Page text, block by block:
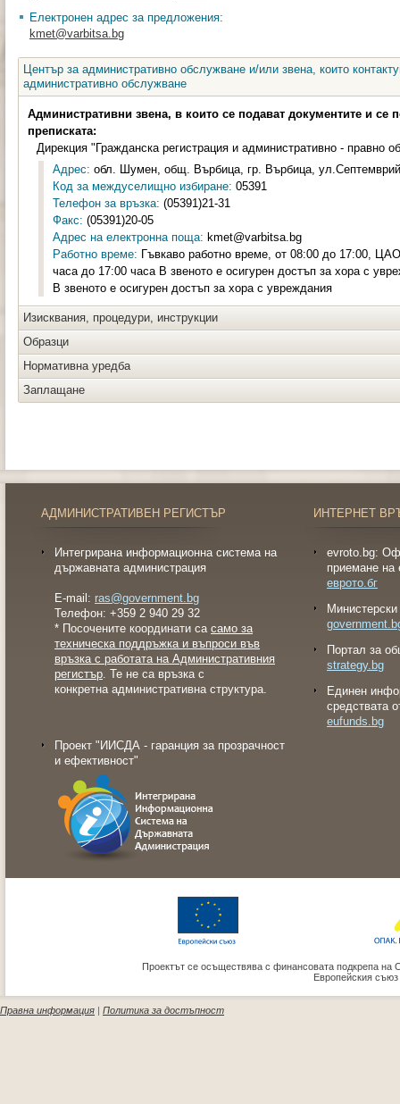
Електронен адрес за предложения:
kmet@varbitsa.bg
Център за административно обслужване и/или звена, които
административно обслужване
Административни звена, в които се подават документите и се
преписката:
Дирекция "Гражданска регистрация и административно - правно
Адрес: обл. Шумен, общ. Върбица, гр. Върбица,
Код за междуселищно избиране: 05391
Телефон за връзка: (05391)21-31
Факс: (05391)20-05
Адрес на електронна поща: kmet@varbitsa.bg
Работно време: Гъвкаво работно време, от 08:00 до 17:00,
часа до 17:00 часа В звеното е осигурен достъп за хора с
В звеното е осигурен достъп за хора с увреждания
Изисквания, процедури, инструкции
Образци
Нормативна уредба
Заплащане
АДМИНИСТРАТИВЕН РЕГИСТЪР
Интегрирана информационна система на
държавната администрация
E-mail: ras@government.bg
Телефон: +359 2 940 29 32
* Посочените координати са само за
техническа поддръжка и въпроси във
връзка с работата на Административния
регистър. Те не са връзка с
конкретна административна структура.
Проект "ИИСДА - гаранция за прозрачност
и ефективност"
ИНТЕРНЕТ
evroto.bg:
приемане на
еврото.бг
Портал за
strategy.bg
Eдинен
средствата
eufunds.bg
Проектът се осъществява с финансовата подкрепа на
Европейския
Правна информация | Политика за достъпност